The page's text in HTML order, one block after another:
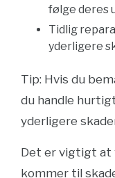
følge deres
Tidlig
yderligere
Tip: Hvis du
du handle
yderligere
Det er vigtigt at
kommer til